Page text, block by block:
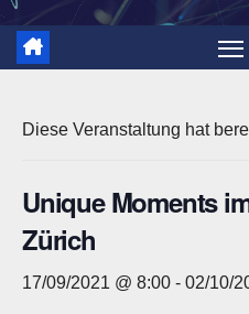
Diese Veranstaltung hat
Unique Moments
Zürich
17/09/2021 @ 8:00 - 02/10/